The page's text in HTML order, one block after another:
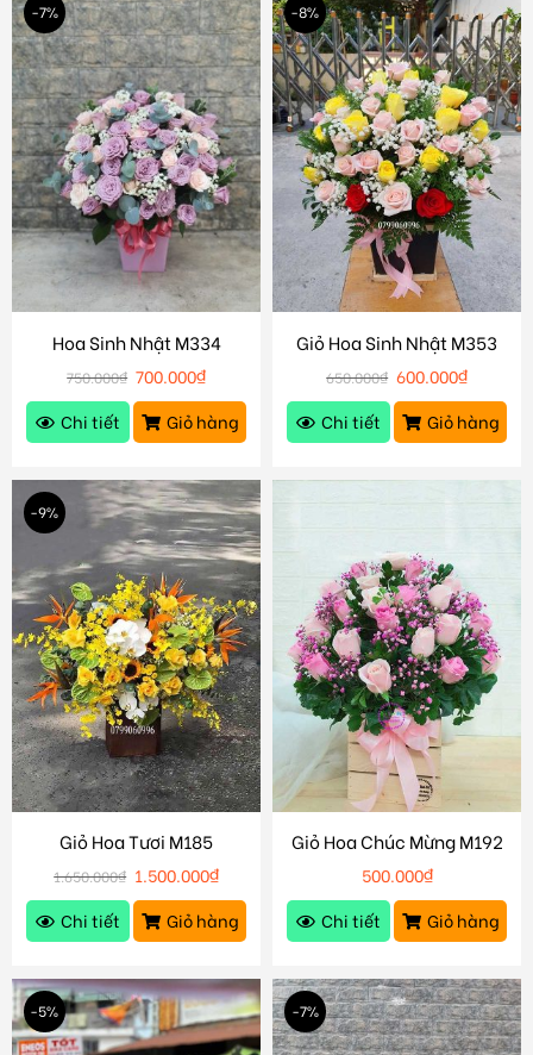
-7%
Hoa Sinh Nhật M334
750.000₫ 700.000₫
Chi tiết
Giỏ hàng
-8%
Giỏ Hoa Sinh Nhật M353
650.000₫ 600.000₫
Chi tiết
Giỏ hàng
-9%
Giỏ Hoa Tươi M185
1.650.000₫ 1.500.000₫
Chi tiết
Giỏ hàng
Giỏ Hoa Chúc Mừng M192
500.000₫
Chi tiết
Giỏ hàng
-5% -7%